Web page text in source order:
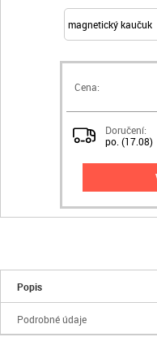
Cena:
Doručení:
po. (17.08)
Popis
Podrobné údaje